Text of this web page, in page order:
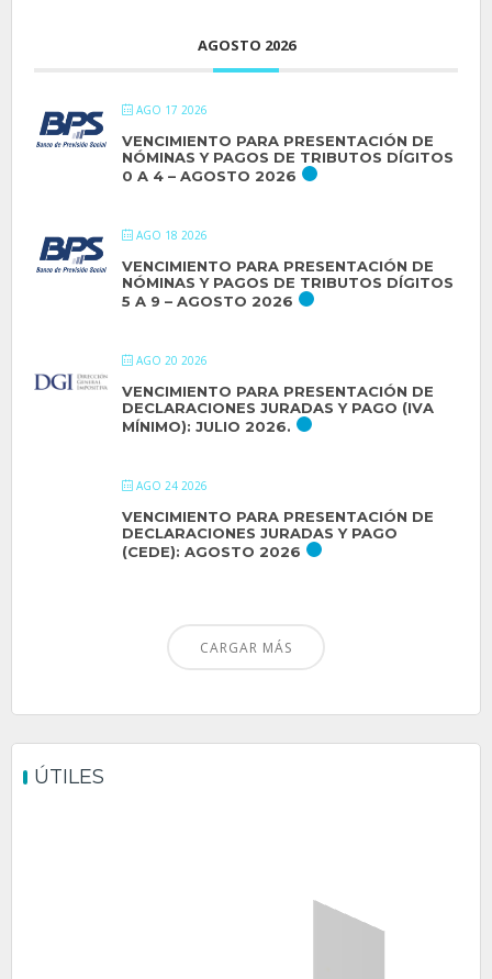
AGOSTO 2026
AGO 17 2026
VENCIMIENTO PARA PRESENTACIÓN DE
NÓMINAS Y PAGOS DE TRIBUTOS DÍGITOS
0 A 4 – AGOSTO 2026
AGO 18 2026
VENCIMIENTO PARA PRESENTACIÓN DE
NÓMINAS Y PAGOS DE TRIBUTOS DÍGITOS
5 A 9 – AGOSTO 2026
AGO 20 2026
VENCIMIENTO PARA PRESENTACIÓN DE
DECLARACIONES JURADAS Y PAGO (IVA
MÍNIMO): JULIO 2026.
AGO 24 2026
VENCIMIENTO PARA PRESENTACIÓN DE
DECLARACIONES JURADAS Y PAGO
(CEDE): AGOSTO 2026
CARGAR MÁS
ÚTILES